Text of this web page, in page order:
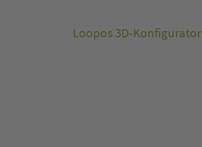
Loopos 3D-Konfigurator